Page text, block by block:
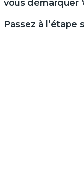
vous démarquer
Passez à l’étape